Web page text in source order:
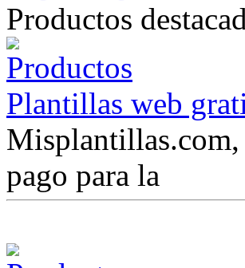
Productos
Plantillas web
pago para la